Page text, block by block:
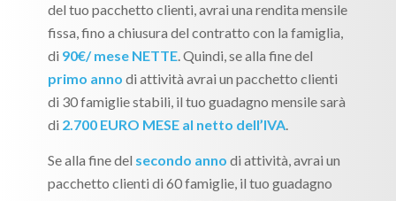
del tuo pacchetto clienti, avrai una rendita mensile
fissa, fino a chiusura del contratto con la famiglia,
di 90€/ mese NETTE. Quindi, se alla fine del
primo anno di attività avrai un pacchetto clienti
di 30 famiglie stabili, il tuo guadagno mensile sarà
di 2.700 EURO MESE al netto dell’IVA.
Se alla fine del secondo anno di attività, avrai un
pacchetto clienti di 60 famiglie, il tuo guadagno